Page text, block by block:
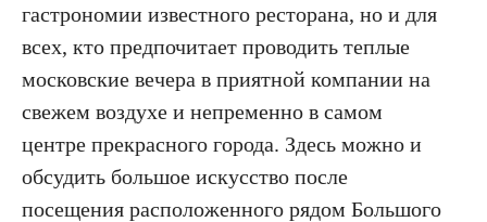
гастрономии известного ресторана, но и для
всех, кто предпочитает проводить теплые
московские вечера в приятной компании на
свежем воздухе и непременно в самом
центре прекрасного города. Здесь можно и
обсудить большое искусство после
посещения расположенного рядом Большого